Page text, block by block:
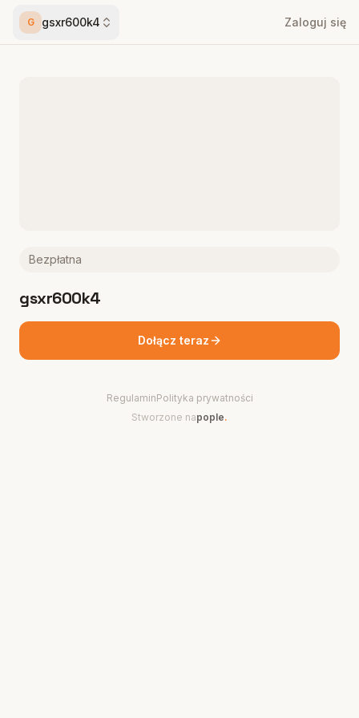
G gsxr600k4 Zaloguj się
Bezpłatna
gsxr600k4
Dołącz teraz
RegulaminPolityka prywatności
Stworzone napople.